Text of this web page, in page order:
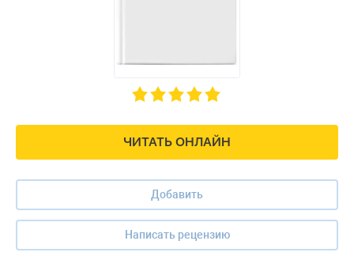
ЧИТАТЬ ОНЛАЙН
Добавить
Написать рецензию